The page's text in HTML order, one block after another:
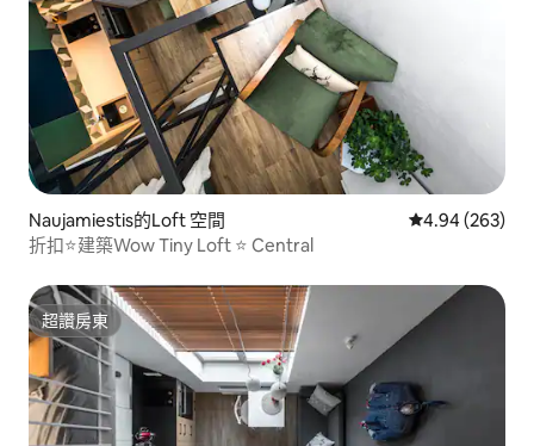
Naujamiestis的Loft 空間 從 263 則評價
4.94 (263)
折扣⭐️建築Wow Tiny Loft ⭐️ Central
超讚房東
超讚房東